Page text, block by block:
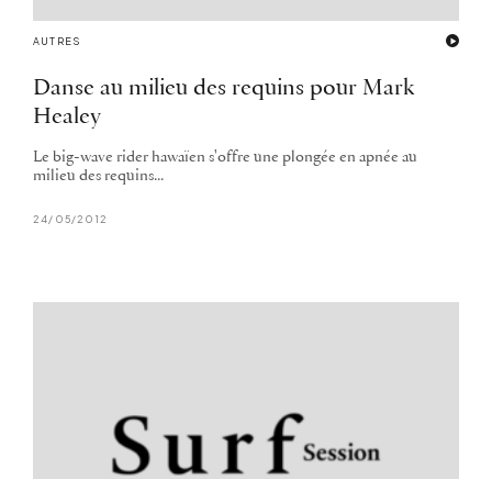
AUTRES
Danse au milieu des requins pour Mark
Healey
Le big-wave rider hawaïen s'offre une plongée en apnée au
milieu des requins...
24/05/2012